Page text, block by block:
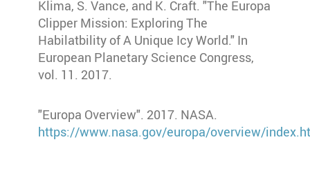
Klima, S. Vance, and K. Craft. "The Europa
Clipper Mission: Exploring The
Habilatbility of A Unique Icy World." In
European Planetary Science Congress,
vol. 11. 2017.
"Europa Overview". 2017. NASA.
https://www.nasa.gov/europa/overview/